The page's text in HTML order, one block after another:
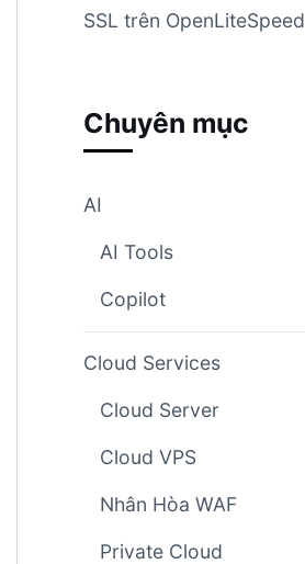
SSL trên OpenLiteSpeed
Chuyên mục
AI
AI Tools
Copilot
Cloud Services
Cloud Server
Cloud VPS
Nhân Hòa WAF
Private Cloud